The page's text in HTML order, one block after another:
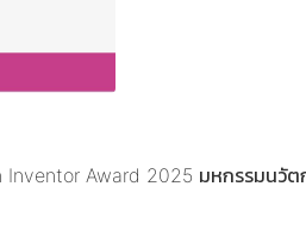
Inventor Award 2025 มหกรรมนวัต